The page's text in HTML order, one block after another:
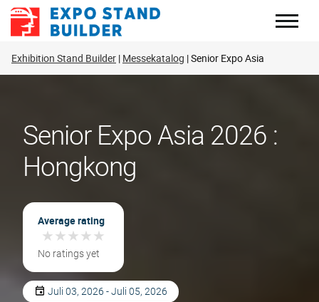
Zum
Inhalt
Exhibition Stand Builder Messekatalog Senior Expo Asia
Senior Expo Asia 2026 :
Hongkong
Average rating
★★★★★
★★★★★
No ratings yet
Juli 03, 2026 - Juli 05, 2026